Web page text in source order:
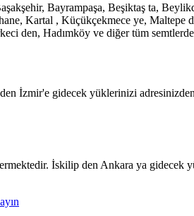
Bayrampaşa, Beşiktaş ta,
Kartal , Küçükçekmece ye,
Hadımköy ve diğer tüm semtlerden
İzmir'e gidecek yüklerinizi
İskilip den Ankara ya